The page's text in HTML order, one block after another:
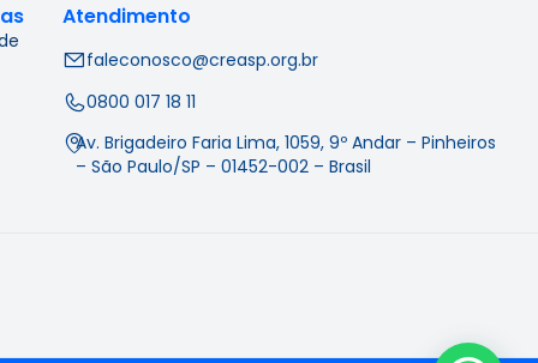
Atendimento
faleconosco@creasp.org.br
0800 017 18 11
Av. Brigadeiro Faria Lima, 1059, 9º Andar – Pinheiros
– São Paulo/SP – 01452-002 – Brasil